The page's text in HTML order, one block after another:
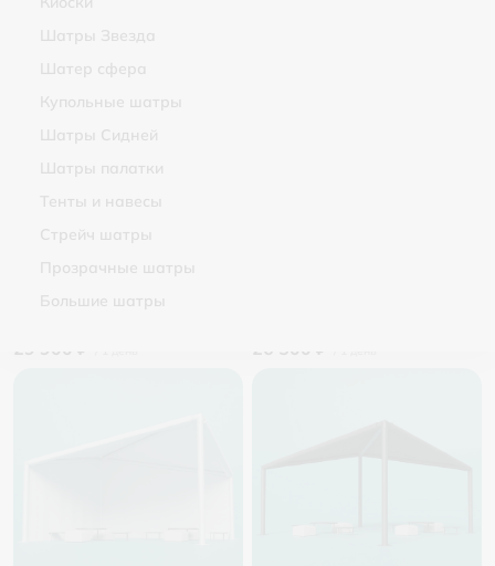
21 500 ₽
29 900 ₽ 26 500 ₽
Шатры Звезда
Шатер сфера
Купольные шатры
Шатры Сидней
Шатры палатки
Тенты и навесы
Стрейч шатры
Прозрачные шатры
Большие шатры